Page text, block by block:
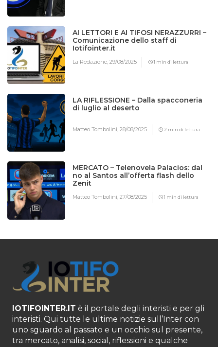
AI LETTORI E AI TIFOSI NERAZZURRI –
Comunicazione dello staff di
Iotifointer.it
La Redazione,29/08/2025 1 min di lettura
LA RIFLESSIONE – Dalla spacconeria
di luglio al deserto
Matteo Tombolini,28/08/2025 2 min di lettura
MERCATO – Telenovela Palacios: dal
no al Santos all’offerta flash dello
Zenit
Matteo Tombolini,27/08/2025 1 min di lettura
IOTIFOINTER.IT è il portale degli interisti e per gli
interisti. Qui tutte le ultime notizie sull’Inter con
uno sguardo al passato e un occhio sul presente,
tra mercato, analisi, social, riflessioni e qualche